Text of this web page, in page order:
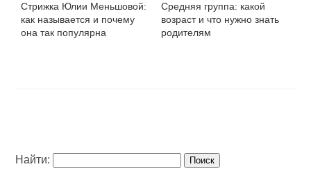
Стрижка Юлии Меньшовой:
как называется и почему
она так популярна
Средняя группа: какой
возраст и что нужно знать
родителям
Найти: